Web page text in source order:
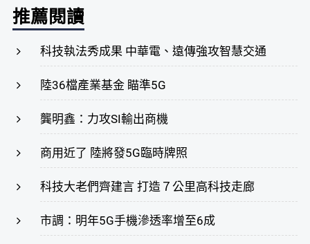
推薦閱讀
科技執法秀成果 中華電、遠傳強攻智慧交通
陸36檔產業基金 瞄準5G
龔明鑫：力攻SI輸出商機
商用近了 陸將發5G臨時牌照
科技大老們齊建言 打造７公里高科技走廊
市調：明年5G手機滲透率增至6成